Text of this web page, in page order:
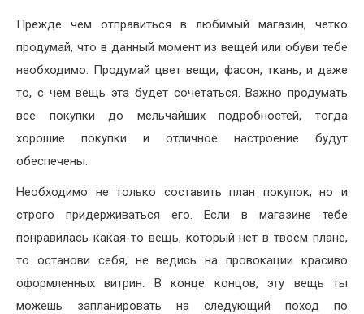
Прежде чем отправиться в любимый магазин, четко
продумай, что в данный момент из вещей или обуви тебе
необходимо. Продумай цвет вещи, фасон, ткань, и даже
то, с чем вещь эта будет сочетаться. Важно продумать
все покупки до мельчайших подробностей, тогда
хорошие покупки и отличное настроение будут
обеспечены.
Необходимо не только составить план покупок, но и
строго придерживаться его. Если в магазине тебе
понравилась какая-то вещь, который нет в твоем плане,
то останови себя, не ведись на провокации красиво
оформленных витрин. В конце концов, эту вещь ты
можешь запланировать на следующий поход по